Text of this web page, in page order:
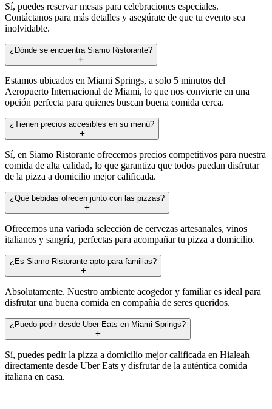
Sí, puedes reservar mesas para celebraciones especiales.
Contáctanos para más detalles y asegúrate de que tu evento sea
inolvidable.
¿Dónde se encuentra Siamo Ristorante?
Estamos ubicados en Miami Springs, a solo 5 minutos del
Aeropuerto Internacional de Miami, lo que nos convierte en una
opción perfecta para quienes buscan buena comida cerca.
¿Tienen precios accesibles en su menú?
Sí, en Siamo Ristorante ofrecemos precios competitivos para nuestra
comida de alta calidad, lo que garantiza que todos puedan disfrutar
de la pizza a domicilio mejor calificada.
¿Qué bebidas ofrecen junto con las pizzas?
Ofrecemos una variada selección de cervezas artesanales, vinos
italianos y sangría, perfectas para acompañar tu pizza a domicilio.
¿Es Siamo Ristorante apto para familias?
Absolutamente. Nuestro ambiente acogedor y familiar es ideal para
disfrutar una buena comida en compañía de seres queridos.
¿Puedo pedir desde Uber Eats en Miami Springs?
Sí, puedes pedir la pizza a domicilio mejor calificada en Hialeah
directamente desde Uber Eats y disfrutar de la auténtica comida
italiana en casa.